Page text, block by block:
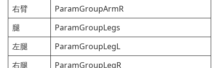
右臂
ParamGroupArmR
腿
ParamGroupLegs
左腿
ParamGroupLegL
右腿
ParamGroupLegR